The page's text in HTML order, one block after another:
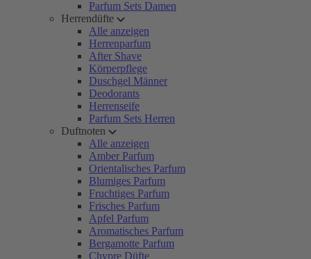
Parfum Sets Damen
Herrendüfte
Alle anzeigen
Herrenparfum
After Shave
Körperpflege
Duschgel Männer
Deodorants
Herrenseife
Parfum Sets Herren
Duftnoten
Alle anzeigen
Amber Parfum
Orientalisches Parfum
Blumiges Parfum
Fruchtiges Parfum
Frisches Parfum
Apfel Parfum
Aromatisches Parfum
Bergamotte Parfum
Chypre Düfte